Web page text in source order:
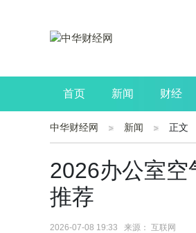
首页 新闻 财经
公司 生活 读书
中华财经网 新闻 正文
2026办公室空
推荐
2026-07-08 19:33 来源： 互联网